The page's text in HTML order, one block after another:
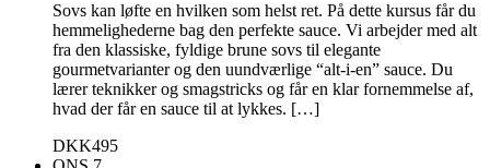
Sovs kan løfte en hvilken som helst ret. På dette kursus får du
hemmelighederne bag den perfekte sauce. Vi arbejder med alt
fra den klassiske, fyldige brune sovs til elegante
gourmetvarianter og den uundværlige “alt-i-en” sauce. Du
lærer teknikker og smagstricks og får en klar fornemmelse af,
hvad der får en sauce til at lykkes. […]
DKK495